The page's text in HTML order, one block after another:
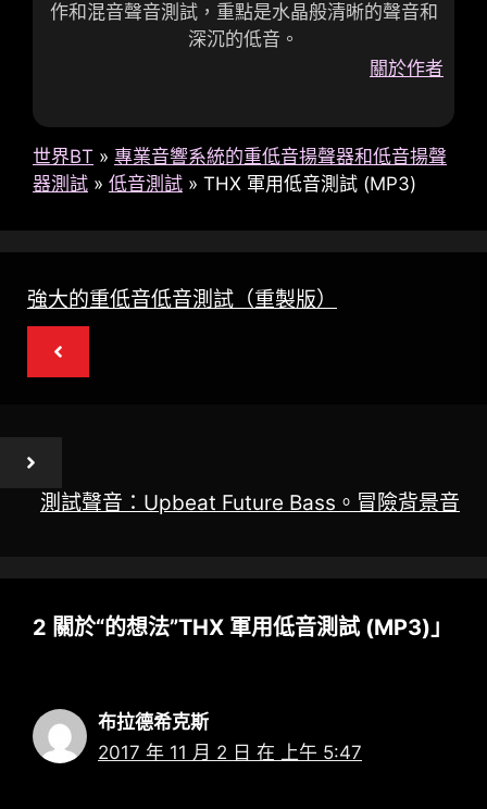
作和混音聲音測試，重點是水晶般清晰的聲音和
深沉的低音。
關於作者
世界BT » 專業音響系統的重低音揚聲器和低音揚聲
器測試 » 低音測試 » THX 軍用低音測試 (MP3)
強大的重低音低音測試（重製版）
測試聲音：Upbeat Future Bass。冒險背景音
2 關於“的想法”THX 軍用低音測試 (MP3)」
布拉德希克斯
2017 年 11 月 2 日 在 上午 5:47